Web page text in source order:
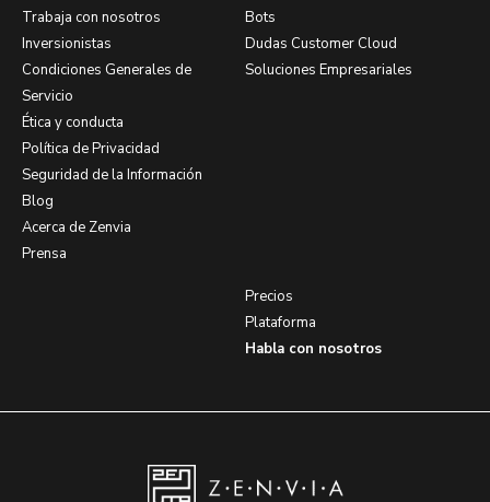
Trabaja con nosotros
Inversionistas
Condiciones Generales de
Servicio
Ética y conducta
Política de Privacidad
Seguridad de la Información
Blog
Acerca de Zenvia
Prensa
Bots
Dudas Customer Cloud
Soluciones Empresariales
Precios
Plataforma
Habla con nosotros